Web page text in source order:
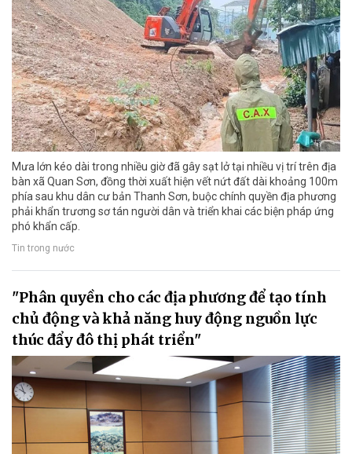
Mưa lớn kéo dài trong nhiều giờ đã gây sạt lở tại nhiều vị trí trên địa
bàn xã Quan Sơn, đồng thời xuất hiện vết nứt đất dài khoảng 100m
phía sau khu dân cư bản Thanh Sơn, buộc chính quyền địa phương
phải khẩn trương sơ tán người dân và triển khai các biện pháp ứng
phó khẩn cấp.
Tin trong nước
"Phân quyền cho các địa phương để tạo tính
chủ động và khả năng huy động nguồn lực
thúc đẩy đô thị phát triển"